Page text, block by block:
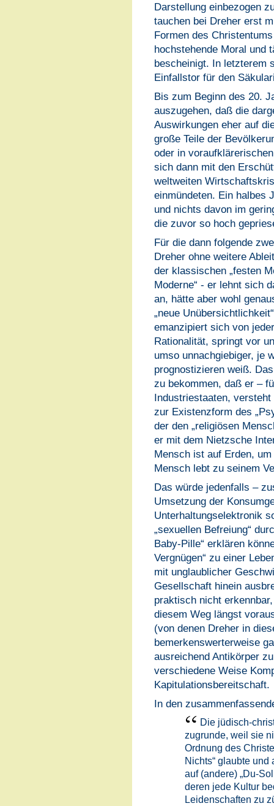
Darstellung einbezogen
tauchen bei Dreher erst
Formen des
hochstehende Moral und
bescheinigt. In letzterem
Einfallstor für den
Bis zum Beginn des 20.
auszugehen, daß die
Auswirkungen eher auf
große Teile der
oder in
sich dann mit den
weltweiten
einmündeten. Ein halbes
und nichts davon im
die zuvor so hoch
Für die dann folgende
Dreher ohne weitere
der klassischen „festen
Moderne“ - er lehnt sich
an, hätte aber wohl
„neue
emanzipiert sich von
Rationalität, springt vor
umso unnachgiebiger, je
prognostizieren weiß.
zu bekommen, daß er –
Industriestaaten,
zur Existenzform des
der den „religiösen
er mit dem Nietzsche
Mensch ist auf Erden,
Mensch lebt zu seinem
Das würde jedenfalls –
Umsetzung der
Unterhaltungselektronik
„sexuellen Befreiung“
Baby-Pille“ erklären
Vergnügen“ zu einer
mit unglaublicher
Gesellschaft hinein
praktisch nicht
diesem Weg längst
(von denen Dreher in
bemerkenswerterweise
ausreichend Antikörper
verschiedene Weise
Kapitulationsbereitschaft.
In den
Die jüdisch-
zugrunde, weil sie
Ordnung des
Nichts“ glaubte und
auf (andere) „Du-
deren jede Kultur
Leidenschaften zu